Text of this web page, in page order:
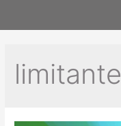
limitante